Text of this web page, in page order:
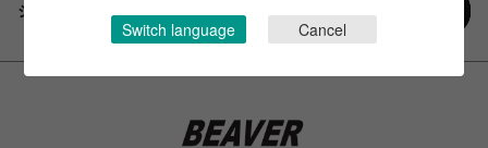
シェアする
Switch language Cancel